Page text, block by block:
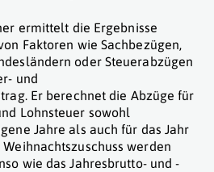
ermittelt die Ergebnisse
Faktoren wie Sachbezügen,
oder Steuerabzügen
und
Er berechnet die Abzüge für
Lohnsteuer sowohl
Jahre als auch für das Jahr
werden
wie das Jahresbrutto- und -